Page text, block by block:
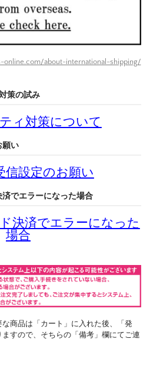
about-international-shipping/
策の試み
ィ対策について
願い
信設定のお願い
済でエラーになった場合
決済でエラーになった
場合
商品は「カート」に入れた後、「発
すので、そちらの「備考」欄にてご連